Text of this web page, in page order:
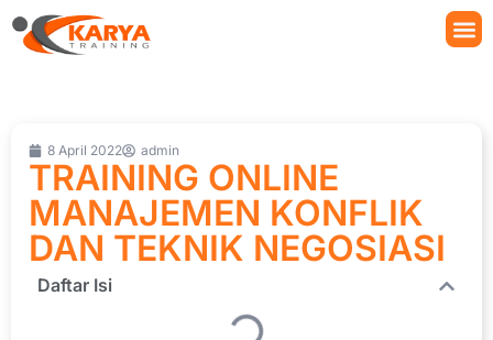
8 April 2022 admin
TRAINING ONLINE
MANAJEMEN KONFLIK
DAN TEKNIK NEGOSIASI
Daftar Isi